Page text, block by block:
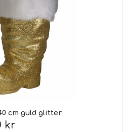
cm guld glitter
kr